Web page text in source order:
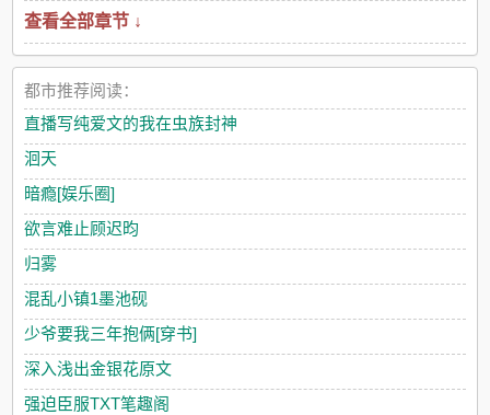
查看全部章节 ↓
都市推荐阅读：
直播写纯爱文的我在虫族封神
洄天
暗瘾[娱乐圈]
欲言难止顾迟昀
归雾
混乱小镇1墨池砚
少爷要我三年抱俩[穿书]
深入浅出金银花原文
强迫臣服TXT笔趣阁